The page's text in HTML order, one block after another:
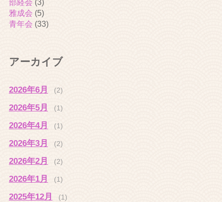
部経会 (3)
雅成会 (5)
青年会 (33)
アーカイブ
2026年6月 (2)
2026年5月 (1)
2026年4月 (1)
2026年3月 (2)
2026年2月 (2)
2026年1月 (1)
2025年12月 (1)